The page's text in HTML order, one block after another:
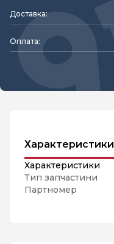
Доставка:
Оплата:
Характеристики
Характеристики
Тип запчастини
Партномер